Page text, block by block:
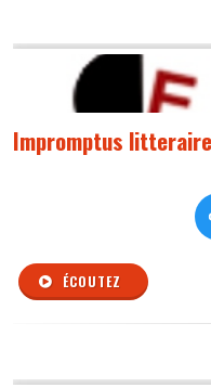
Impromptus
ÉCOUTEZ